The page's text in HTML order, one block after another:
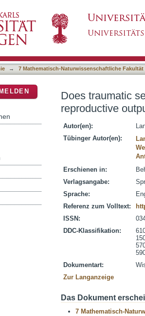
sea slug?
→ 7 Mathematisch-Naturwissenschaftliche Fakultät
Does traumatic
reproductive
Autor(en):
Tübinger Autor(en):
Erschienen in:
Verlagsangabe:
Sprache:
Referenz zum Volltext:
ISSN:
DDC-Klassifikation:
Dokumentart:
Zur Langanzeige
Das Dokument
7 Mathematisch-